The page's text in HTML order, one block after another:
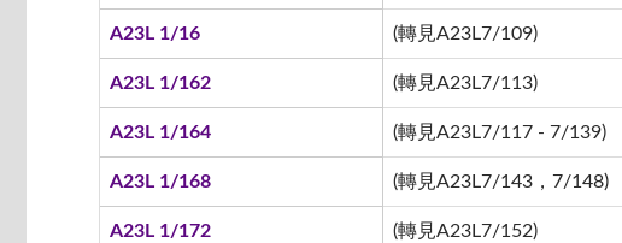
A23L 1/16 (轉見A23L7/109)
A23L 1/162 (轉見A23L7/113)
A23L 1/164 (轉見A23L7/117 - 7/139)
A23L 1/168 (轉見A23L7/143，7/148)
A23L 1/172 (轉見A23L7/152)